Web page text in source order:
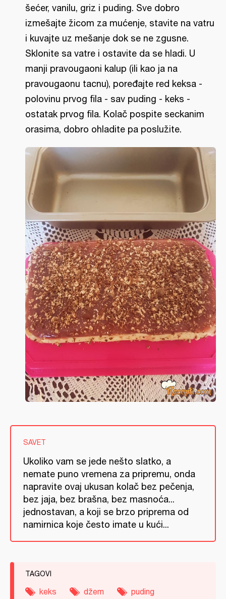
šećer, vanilu, griz i puding. Sve dobro
izmešajte žicom za mućenje, stavite na vatru
i kuvajte uz mešanje dok se ne zgusne.
Sklonite sa vatre i ostavite da se hladi. U
manji pravougaoni kalup (ili kao ja na
pravougaonu tacnu), poređajte red keksa -
polovinu prvog fila - sav puding - keks -
ostatak prvog fila. Kolač pospite seckanim
orasima, dobro ohladite pa poslužite.
SAVET
Ukoliko vam se jede nešto slatko, a
nemate puno vremena za pripremu, onda
napravite ovaj ukusan kolač bez pečenja,
bez jaja, bez brašna, bez masnoća...
jednostavan, a koji se brzo priprema od
namirnica koje često imate u kući...
TAGOVI
keks džem puding